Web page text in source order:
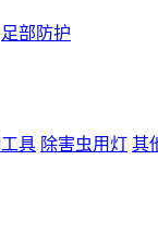
足部防护
具 除害虫用灯 其